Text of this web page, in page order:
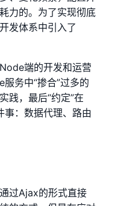
力的。为了实现彻底
发体系中引入了
端的开发和运营
务中“掺合”过多的
践，最后“约定”在
事：数据代理、路由
过Ajax的形式直接